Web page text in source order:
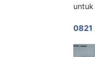
0821